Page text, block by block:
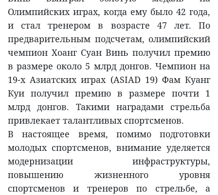
Олимпийских играх, когда ему было 42 года,
и стал тренером в возрасте 47 лет. По
предварительным подсчетам, олимпийский
чемпион Хоанг Суан Винь получил премию
в размере около 5 млрд донгов. Чемпион на
19-х Азиатских играх (ASIAD 19) Фам Куанг
Куи получил премию в размере почти 1
млрд донгов. Такими наградами стрельба
привлекает талантливых спортсменов.
В настоящее время, помимо подготовки
молодых спортсменов, внимание уделяется
модернизации инфраструктуры,
повышению жизненного уровня
спортсменов и тренеров по стрельбе, а